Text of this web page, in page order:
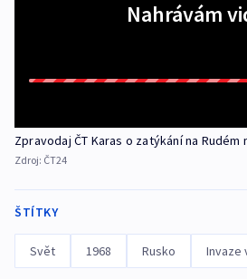
Nahrávám
Zpravodaj ČT Karas o zatýkání na Rudém
Zdroj: ČT24
ŠTÍTKY
Svět 1968 Rusko Invaze